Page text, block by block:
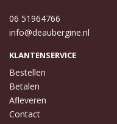
06 51964766
info@deaubergine.nl
KLANTENSERVICE
Bestellen
Betalen
Afleveren
Contact